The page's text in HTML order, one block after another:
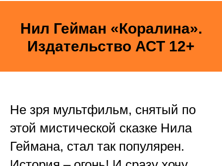
Нил Гейман «Коралина».
Издательство АСТ 12+
Не зря мультфильм, снятый по
этой мистической сказке Нила
Геймана, стал так популярен.